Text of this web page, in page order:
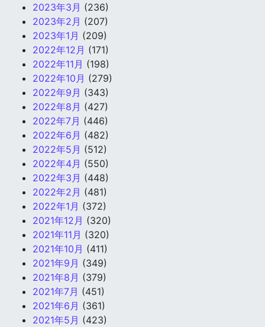
2023年3月 (236)
2023年2月 (207)
2023年1月 (209)
2022年12月 (171)
2022年11月 (198)
2022年10月 (279)
2022年9月 (343)
2022年8月 (427)
2022年7月 (446)
2022年6月 (482)
2022年5月 (512)
2022年4月 (550)
2022年3月 (448)
2022年2月 (481)
2022年1月 (372)
2021年12月 (320)
2021年11月 (320)
2021年10月 (411)
2021年9月 (349)
2021年8月 (379)
2021年7月 (451)
2021年6月 (361)
2021年5月 (423)